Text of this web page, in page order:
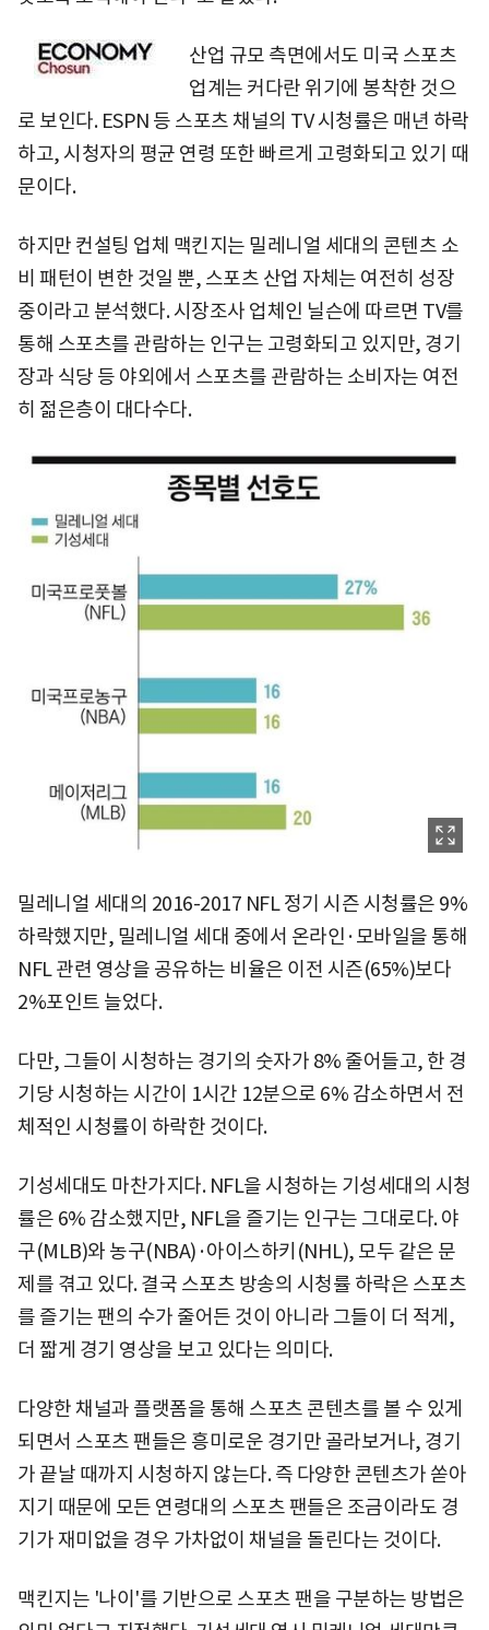
산업 규모 측면에서도 미국 스포츠
업계는 커다란 위기에 봉착한 것으
로 보인다. ESPN 등 스포츠 채널의 TV 시청률은 매년 하락
하고, 시청자의 평균 연령 또한 빠르게 고령화되고 있기 때
문이다.
하지만 컨설팅 업체 맥킨지는 밀레니얼 세대의 콘텐츠 소
비 패턴이 변한 것일 뿐, 스포츠 산업 자체는 여전히 성장
중이라고 분석했다. 시장조사 업체인 닐슨에 따르면 TV를
통해 스포츠를 관람하는 인구는 고령화되고 있지만, 경기
장과 식당 등 야외에서 스포츠를 관람하는 소비자는 여전
히 젊은층이 대다수다.
밀레니얼 세대의 2016-2017 NFL 정기 시즌 시청률은 9%
하락했지만, 밀레니얼 세대 중에서 온라인·모바일을 통해
NFL 관련 영상을 공유하는 비율은 이전 시즌(65%)보다
2%포인트 늘었다.
다만, 그들이 시청하는 경기의 숫자가 8% 줄어들고, 한 경
기당 시청하는 시간이 1시간 12분으로 6% 감소하면서 전
체적인 시청률이 하락한 것이다.
기성세대도 마찬가지다. NFL을 시청하는 기성세대의 시청
률은 6% 감소했지만, NFL을 즐기는 인구는 그대로다. 야
구(MLB)와 농구(NBA)·아이스하키(NHL), 모두 같은 문
제를 겪고 있다. 결국 스포츠 방송의 시청률 하락은 스포츠
를 즐기는 팬의 수가 줄어든 것이 아니라 그들이 더 적게,
더 짧게 경기 영상을 보고 있다는 의미다.
다양한 채널과 플랫폼을 통해 스포츠 콘텐츠를 볼 수 있게
되면서 스포츠 팬들은 흥미로운 경기만 골라보거나, 경기
가 끝날 때까지 시청하지 않는다. 즉 다양한 콘텐츠가 쏟아
지기 때문에 모든 연령대의 스포츠 팬들은 조금이라도 경
기가 재미없을 경우 가차없이 채널을 돌린다는 것이다.
맥킨지는 '나이'를 기반으로 스포츠 팬을 구분하는 방법은